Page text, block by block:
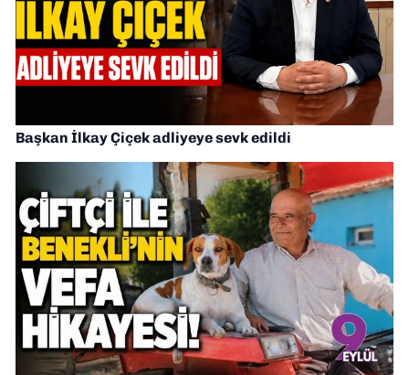
Başkan İlkay Çiçek adliyeye sevk edildi